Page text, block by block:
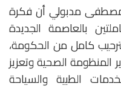
مصطفى مدبولي أن فكرة
بالعاصمة الجديدة
كامل من الحكومة،
المنظومة الصحية وتعزيز
الطبية والسياحة